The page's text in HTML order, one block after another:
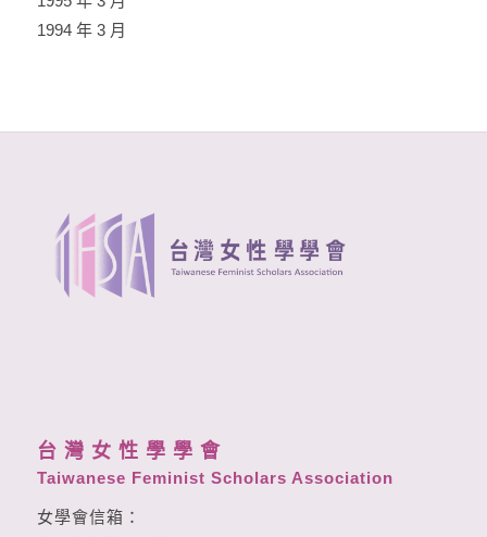
1994 年 3 月
台 灣 女 性 學 學 會
Taiwanese Feminist Scholars Association
女學會信箱：